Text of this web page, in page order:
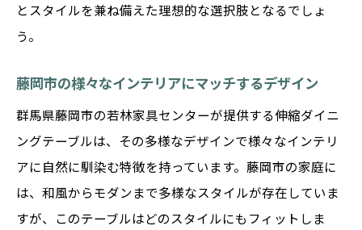
とスタイルを兼ね備えた理想的な選択肢となるでしょ
う。
藤岡市の様々なインテリアにマッチするデザイン
群馬県藤岡市の若林家具センターが提供する伸縮ダイニ
ングテーブルは、その多様なデザインで様々なインテリ
アに自然に馴染む特徴を持っています。藤岡市の家庭に
は、和風からモダンまで多様なスタイルが存在していま
すが、このテーブルはどのスタイルにもフィットしま